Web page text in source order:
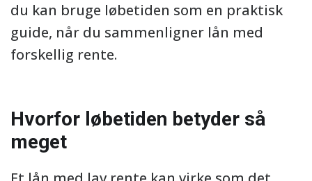
du kan bruge løbetiden som en praktisk
guide, når du sammenligner lån med
forskellig rente.
Hvorfor løbetiden betyder så
meget